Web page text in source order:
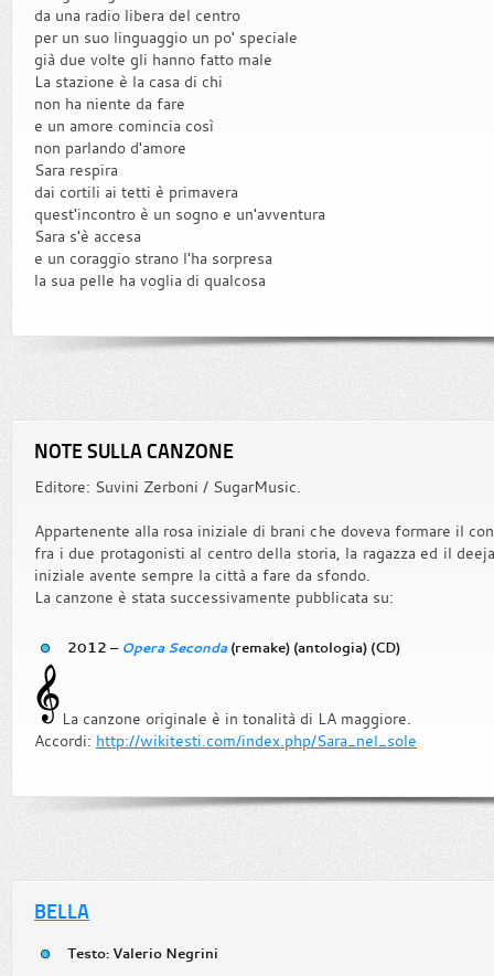
da una radio libera del centro
per un suo linguaggio un po' speciale
già due volte gli hanno fatto male
La stazione è la casa di chi
non ha niente da fare
e un amore comincia così
non parlando d'amore
Sara respira
dai cortili ai tetti è primavera
quest'incontro è un sogno e un'avventura
Sara s'è accesa
e un coraggio strano l'ha sorpresa
la sua pelle ha voglia di qualcosa
NOTE SULLA CANZONE
Editore: Suvini Zerboni / SugarMusic.
Appartenente alla rosa iniziale di brani che doveva formare il
fra i due protagonisti al centro della storia, la ragazza ed il
iniziale avente sempre la città a fare da sfondo.
La canzone è stata successivamente pubblicata su:
2012 – Opera Seconda(remake) (antologia) (CD)
La canzone originale è in tonalità di LA maggiore.
Accordi: http://wikitesti.com/index.php/Sara_nel_sole
BELLA
Testo: Valerio Negrini